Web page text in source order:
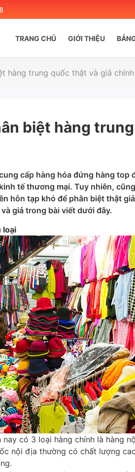
TRANG CHỦ GIỚI THIỆU
hàng trung quốc thật và giả
biệt hàng
cấp hàng hóa đứng hàng top
tế thương mại. Tuy nhiên,
hỗn tạp khó để phân biệt thật
giả trong bài viết dưới đây.
loại
có 3 loại hàng chính là hàng
nội địa thường có chất lượng